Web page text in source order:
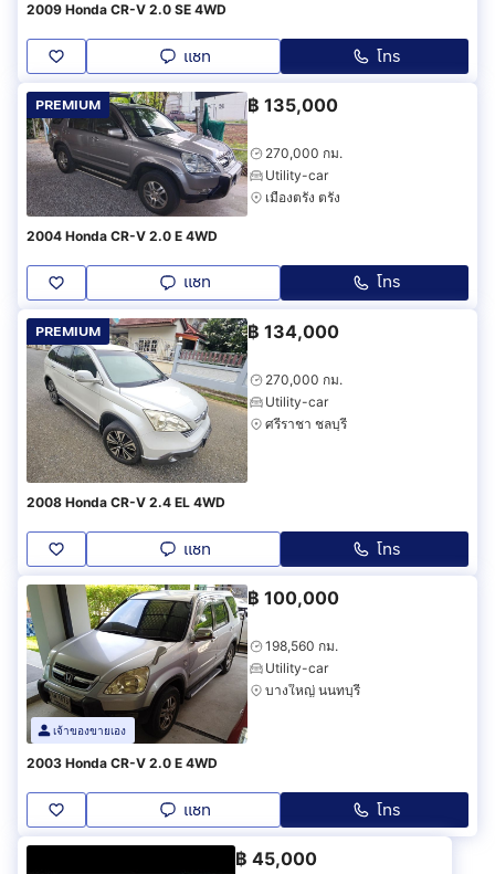
2009 Honda CR-V 2.0 SE 4WD
แชท โทร
PREMIUM ฿ 135,000
270,000 กม.
Utility-car
เมืองตรัง ตรัง
2004 Honda CR-V 2.0 E 4WD
แชท โทร
PREMIUM ฿ 134,000
270,000 กม.
Utility-car
ศรีราชา ชลบุรี
2008 Honda CR-V 2.4 EL 4WD
แชท โทร
เจ้าของขายเอง
฿ 100,000
198,560 กม.
Utility-car
บางใหญ่ นนทบุรี
2003 Honda CR-V 2.0 E 4WD
แชท โทร
฿ 45,000